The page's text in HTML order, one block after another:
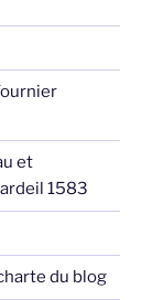
et
1583
du blog